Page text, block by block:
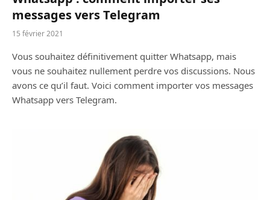
messages vers Telegram
15 février 2021
Vous souhaitez définitivement quitter Whatsapp, mais
vous ne souhaitez nullement perdre vos discussions. Nous
avons ce qu’il faut. Voici comment importer vos messages
Whatsapp vers Telegram.